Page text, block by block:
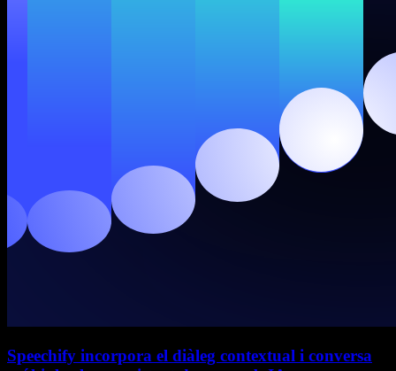
Speechify incorpora el diàleg contextual i conversa